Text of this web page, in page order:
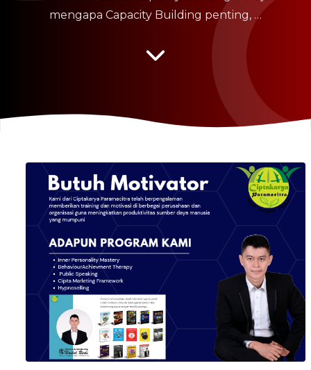
mengapa Capacity Building penting, …